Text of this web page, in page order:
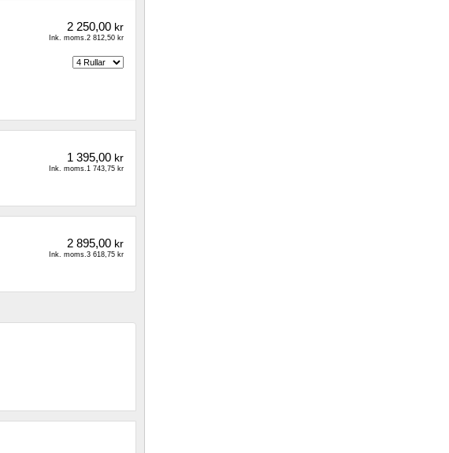
2 250,00kr
Ink. moms.2 812,50 kr
1 395,00kr
Ink. moms.1 743,75 kr
2 895,00kr
Ink. moms.3 618,75 kr